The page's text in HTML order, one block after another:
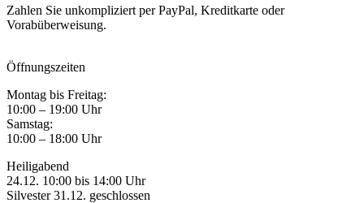
Zahlen Sie unkompliziert per PayPal, Kreditkarte oder
Vorabüberweisung.
Öffnungszeiten
Montag bis Freitag:
10:00 – 19:00 Uhr
Samstag:
10:00 – 18:00 Uhr
Heiligabend
24.12. 10:00 bis 14:00 Uhr
Silvester 31.12. geschlossen